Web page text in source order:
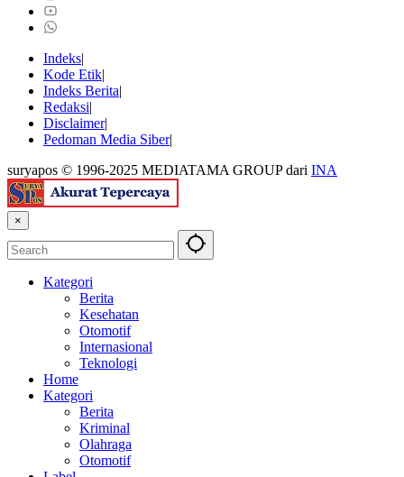
Indeks
Kode Etik
Indeks Berita
Redaksi
Disclaimer
Pedoman Media Siber
suryapos © 1996-2025 MEDIATAMA GROUP dari INA
×
Kategori
Berita
Kesehatan
Otomotif
Internasional
Teknologi
Home
Kategori
Berita
Kriminal
Olahraga
Otomotif